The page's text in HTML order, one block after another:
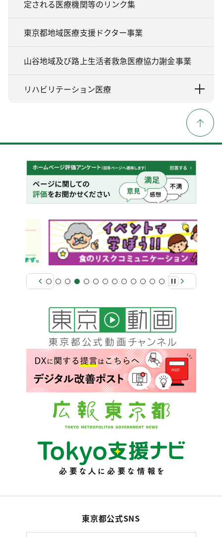
定される医療機関等のリンク集
東京都地域医療支援ドクター事業
山谷地域及び路上生活者救急医療協力謝金事業
リハビリテーション医療
東京都公式SNS